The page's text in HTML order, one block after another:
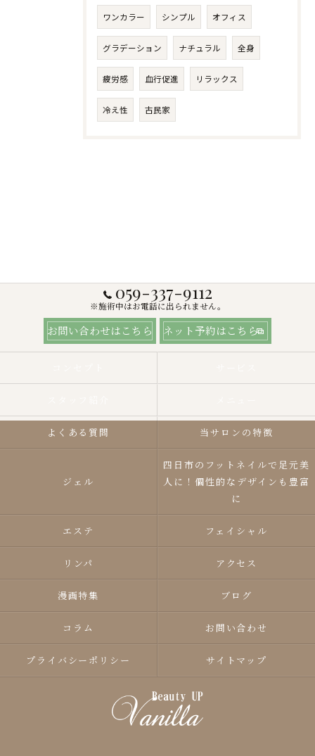
ワンカラー シンプル オフィス
グラデーション ナチュラル 全身
疲労感 血行促進 リラックス
冷え性 古民家
059-337-9112
※施術中はお電話に出られません。
お問い合わせはこちら ネット予約はこちら
よくある質問 当サロンの特徴
ジェル
四日市のフットネイルで足元美
人に！個性的なデザインも豊富
に
エステ フェイシャル
リンパ アクセス
漫画特集 ブログ
コラム お問い合わせ
プライバシーポリシー サイトマップ